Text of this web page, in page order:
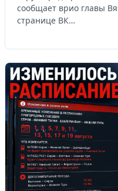
сообщает врио главы
странице ВК…